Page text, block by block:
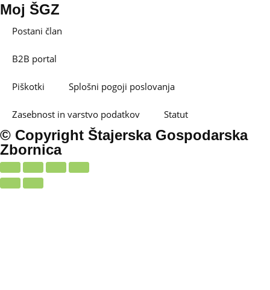
Moj ŠGZ
Postani član
B2B portal
© Copyright Štajerska Gospodarska
Zbornica
Piškotki Splošni pogoji poslovanja
Zasebnost in varstvo podatkov Statut